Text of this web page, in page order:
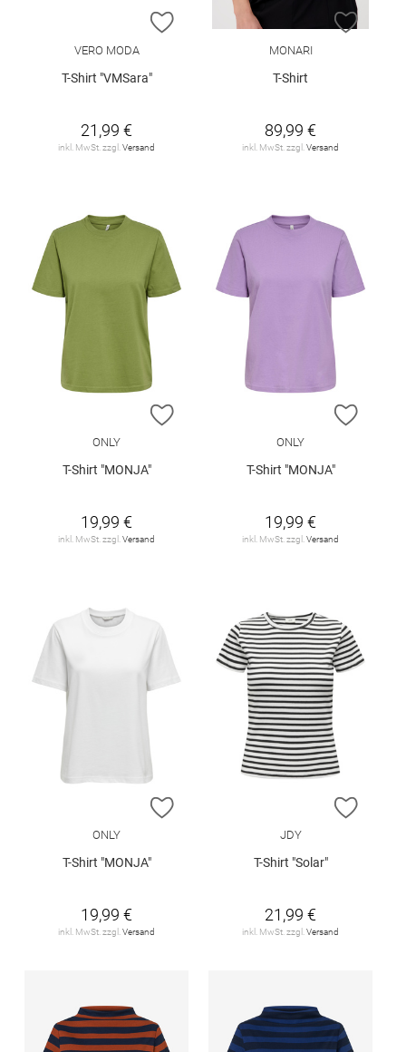
ZUR WUNSCHLISTE HINZUFÜGEN
VERO MODA
T-Shirt "VMSara"
21,99 €
inkl. MwSt. zzgl. Versand
ZUR
MONARI
T-Shirt
89,99 €
inkl. MwSt. zzgl. Versand
ZUR WUNSCHLISTE HINZUFÜGEN
ONLY
T-Shirt "MONJA"
19,99 €
inkl. MwSt. zzgl.Versand
ZUR
ONLY
T-Shirt "MONJA"
19,99 €
inkl. MwSt. zzgl.Versand
ZUR WUNSCHLISTE HINZUFÜGEN
ONLY
T-Shirt "MONJA"
19,99 €
inkl. MwSt. zzgl.Versand
ZUR
JDY
T-Shirt "Solar"
21,99 €
inkl. MwSt. zzgl.Versand